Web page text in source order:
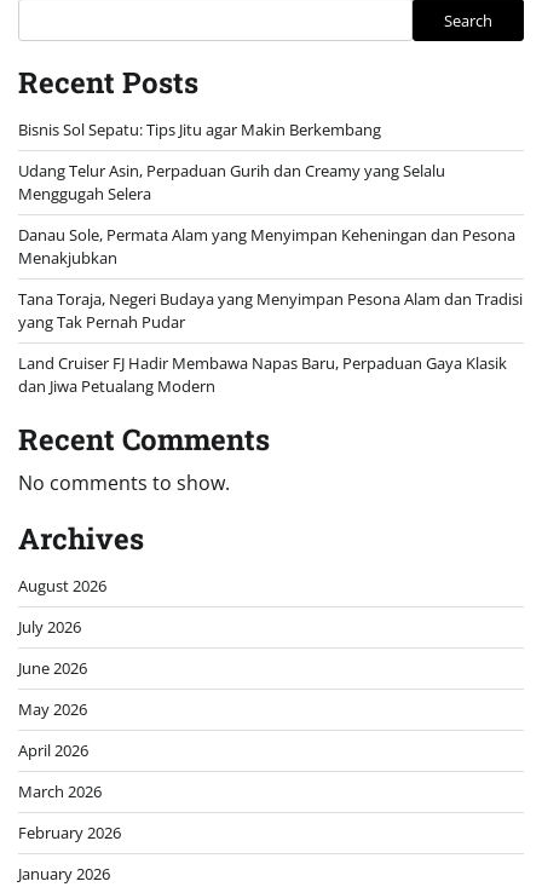
Search
Recent Posts
Bisnis Sol Sepatu: Tips Jitu agar Makin Berkembang
Udang Telur Asin, Perpaduan Gurih dan Creamy yang Selalu
Menggugah Selera
Danau Sole, Permata Alam yang Menyimpan Keheningan dan Pesona
Menakjubkan
Tana Toraja, Negeri Budaya yang Menyimpan Pesona Alam dan Tradisi
yang Tak Pernah Pudar
Land Cruiser FJ Hadir Membawa Napas Baru, Perpaduan Gaya Klasik
dan Jiwa Petualang Modern
Recent Comments
No comments to show.
Archives
August 2026
July 2026
June 2026
May 2026
April 2026
March 2026
February 2026
January 2026